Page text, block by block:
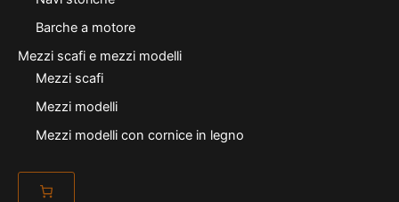
Barche a motore
Mezzi scafi e mezzi modelli
Mezzi scafi
Mezzi modelli
Mezzi modelli con cornice in legno